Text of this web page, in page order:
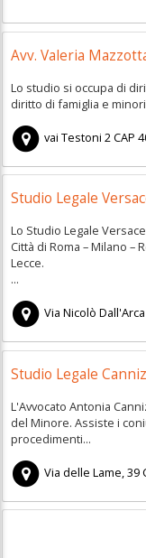
Avv. Valeria
Lo studio si occupa di
diritto di famiglia e
vai Testoni 2CAP
Studio Legale
Lo Studio Legale
Città di Roma – Milano –
Lecce.
...
Via Nicolò
Studio Legale
L'Avvocato Antonia
del Minore. Assiste i
procedimenti...
Via delle Lame, 39